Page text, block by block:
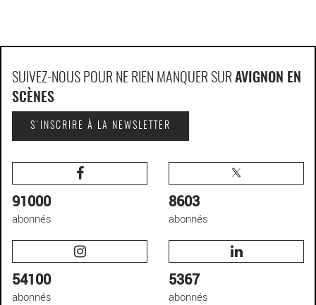
SUIVEZ-NOUS POUR NE RIEN MANQUER SUR AVIGNON EN
SCÈNES
S'INSCRIRE À LA NEWSLETTER
91000
abonnés
8603
abonnés
54100
abonnés
5367
abonnés